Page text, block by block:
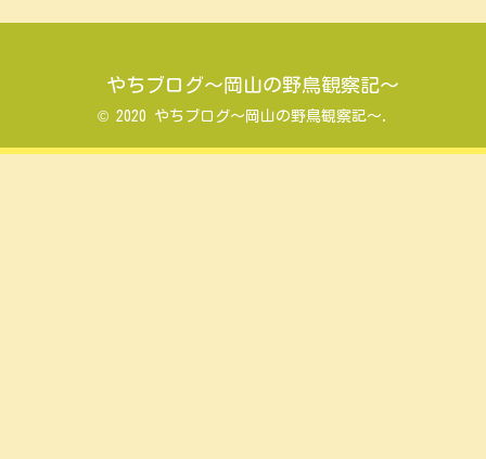
やちブログ～岡山の野鳥観察記～
© 2020 やちブログ～岡山の野鳥観察記～.